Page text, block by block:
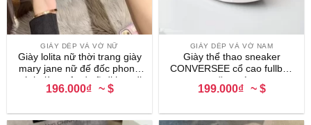
GIÀY DÉP VÀ VỚ NỮ
Giày lolita nữ thời trang giày
mary jane nữ đế đốc phong
cáchgiày oxford nữ đi học đi
chơi
196.000₫ ~ $
GIÀY DÉP VÀ VỚ NAM
Giày thể thao sneaker
CONVERSEE cổ cao fullbox
tặng vớ
199.000₫ ~ $